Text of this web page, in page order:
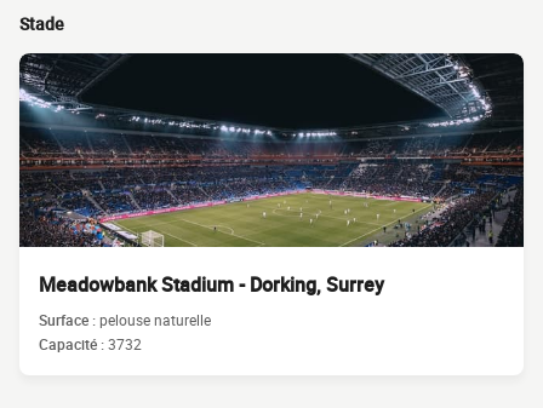
Stade
Meadowbank Stadium - Dorking, Surrey
Surface :pelouse naturelle
Capacité :3732